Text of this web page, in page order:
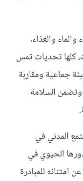
والغذاء،
كلها تحديات تمس
جماعية ومقاربة
السلامة
المدني في
الحيوي في
امتنانه للمبادرة